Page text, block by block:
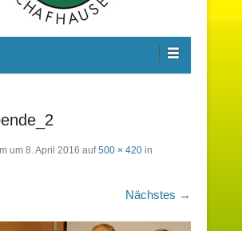
Schafhausen e.V.
um 8. April 2016 auf500 × 420 in
Nächstes →